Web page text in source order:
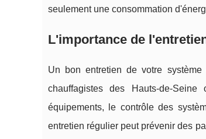
seulement une consommation
L'importance de
Un bon entretien de votre
chauffagistes des Hauts-de-
équipements, le contrôle des
entretien régulier peut prévenir des